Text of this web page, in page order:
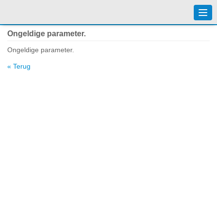
Ongeldige parameter.
Ongeldige parameter.
« Terug